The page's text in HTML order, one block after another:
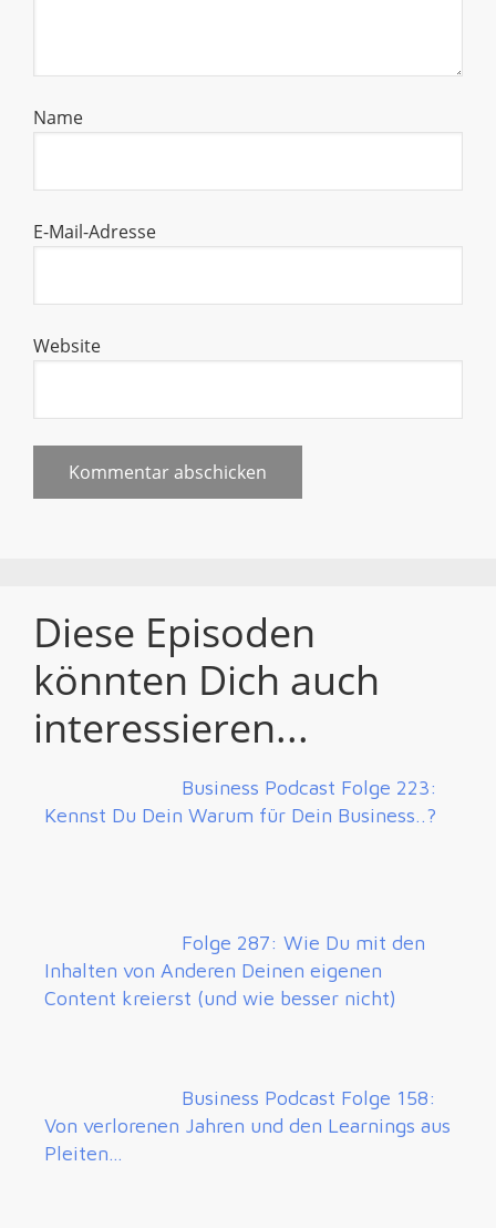
Name
E-Mail-Adresse
Website
Diese Episoden
könnten Dich auch
interessieren...
Business Podcast Folge 223:
Kennst Du Dein Warum für Dein Business..?
Folge 287: Wie Du mit den
Inhalten von Anderen Deinen eigenen
Content kreierst (und wie besser nicht)
Business Podcast Folge 158:
Von verlorenen Jahren und den Learnings aus
Pleiten…